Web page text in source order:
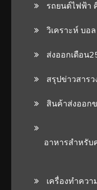
รถยนต์ไฟฟ้า
วิเคราะห์ บอ
ส่งออกเดือน
สรุปข่าวสารว
สินค้าส่งออก
อาหารสําหรับ
เครื่องทำควา